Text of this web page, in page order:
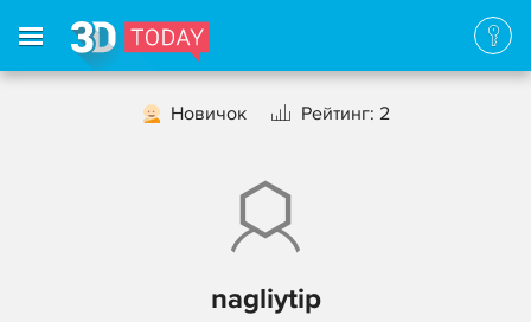
Новичок Рейтинг: 2
nagliytip